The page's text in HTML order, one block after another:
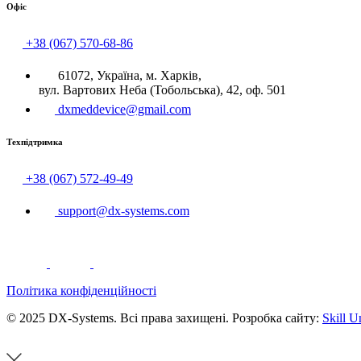
Офіс
+38 (067) 570-68-86
61072, Україна, м. Харків,
вул. Вартових Неба (Тобольська), 42, оф. 501
dxmeddevice@gmail.com
Техпідтримка
+38 (067) 572-49-49
support@dx-systems.com
Політика конфіденційності
© 2025 DX-Systems. Всі права захищені. Розробка сайту: Skill